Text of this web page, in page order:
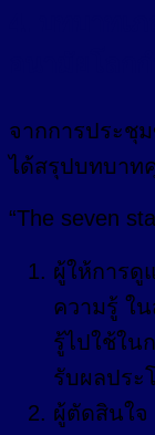
จากการประชุ
ได้สรุปบทบาท
“The seven
ผู้ให้การดู
ความรู้ ใ
รู้ไปใช้ใน
รับผลประ
ผู้ตัดสินใจ